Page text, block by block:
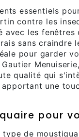
essentiels
contre les
avec les fenêtres
sans craindre
pour garder
qualité qui
une
pour
de